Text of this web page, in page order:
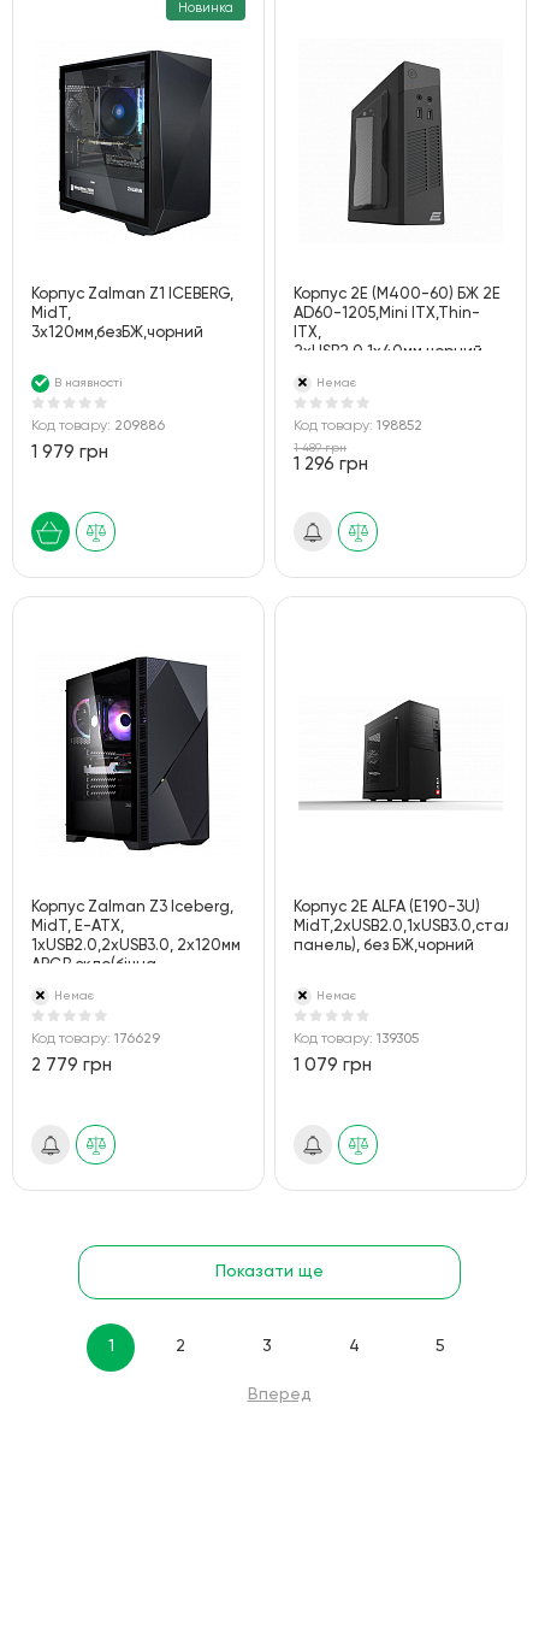
Новинка
Корпус Zalman Z1 ICEBERG,
MidT,
3x120мм,безБЖ,чорний
В наявності
Код товару: 209886
1 979 грн
Корпус 2E (M400-60) БЖ 2E
AD60-1205,Mini ITX,Thin-
ITX,
2xUSB2.0,1x40мм,чорний
Немає
Код товару:198852
1 489 грн
1 296 грн
Корпус Zalman Z3 Iceberg,
MidT, E-ATX,
1xUSB2.0,2xUSB3.0, 2x120мм
ARGB,скло(бічна
Немає
Код товару: 176629
2 779 грн
Корпус 2E ALFA (Е190-3U)
панель), без БЖ,чорний
Немає
Код товару:139305
1 079 грн
Показати ще
1 2 3 4 5
Вперед